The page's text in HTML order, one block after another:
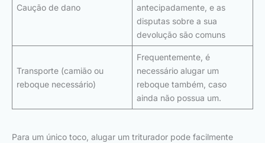
Caução de dano
antecipadamente, e as
disputas sobre a sua
devolução são comuns
Transporte (camião ou
reboque necessário)
Frequentemente, é
necessário alugar um
reboque também, caso
ainda não possua um.
Para um único toco, alugar um triturador pode facilmente